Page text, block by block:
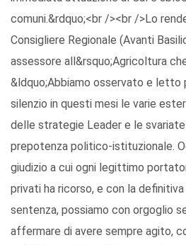
comuni.&rdquo;<br /><br />Lo
Consigliere Regionale (Avanti
assessore all&rsquo;Agricoltura
&ldquo;Abbiamo osservato e letto
silenzio in questi mesi le varie
delle strategie Leader e le
prepotenza politico-istituzionale.
giudizio a cui ogni legittimo
privati ha ricorso, e con la
sentenza, possiamo con orgoglio
affermare di avere sempre agito,